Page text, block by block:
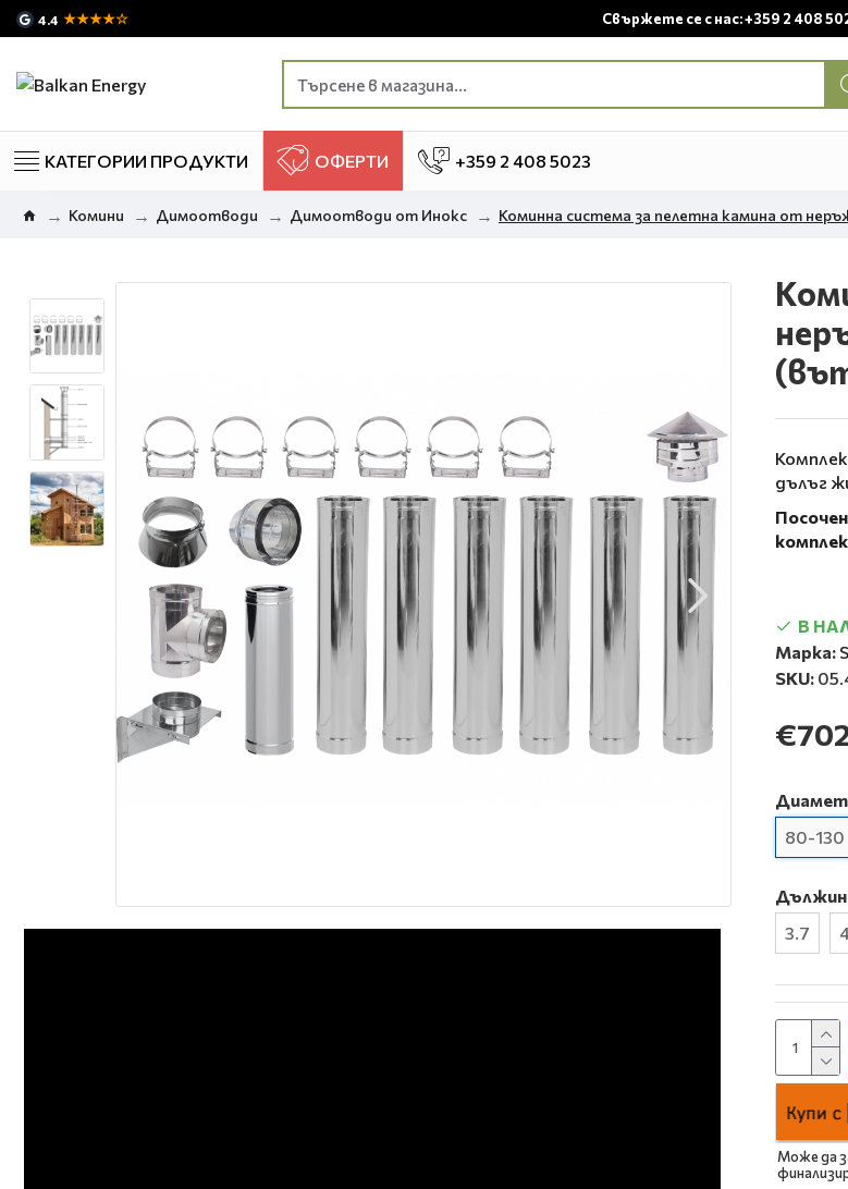
4.4 ★★★★☆ Свържете се с нас: +359 2 408
КАТЕГОРИИ ПРОДУКТИ ОФЕРТИ +359 2 408 5023
Комини Димоотводи Димоотводи от Инокс Коминна система за пелетна камина от
дълъг
В
Марка:
SKU:
80-130
3.7
Може да